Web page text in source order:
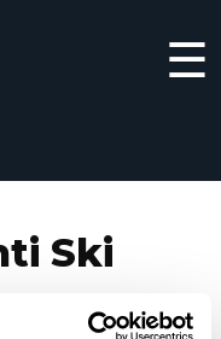
☰
Ski